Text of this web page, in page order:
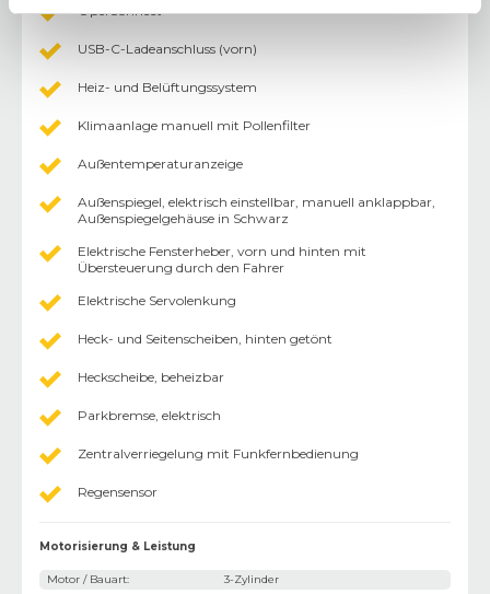
OpelConnect
USB-C-Ladeanschluss (vorn)
Heiz- und Belüftungssystem
Klimaanlage manuell mit Pollenfilter
Außentemperaturanzeige
Außenspiegel, elektrisch einstellbar, manuell anklappbar,
Außenspiegelgehäuse in Schwarz
Elektrische Fensterheber, vorn und hinten mit
Übersteuerung durch den Fahrer
Elektrische Servolenkung
Heck- und Seitenscheiben, hinten getönt
Heckscheibe, beheizbar
Parkbremse, elektrisch
Zentralverriegelung mit Funkfernbedienung
Regensensor
Motorisierung & Leistung
Motor / Bauart:
3-Zylinder